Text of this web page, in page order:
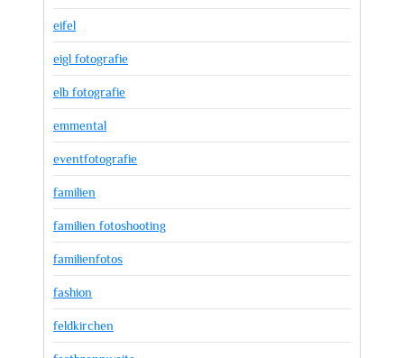
eifel
eigl fotografie
elb fotografie
emmental
eventfotografie
familien
familien fotoshooting
familienfotos
fashion
feldkirchen